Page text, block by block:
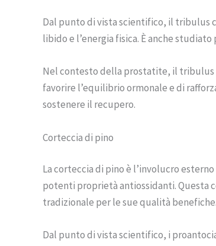
Dal punto di vista scientifico, il tribulus
libido e l’energia fisica. È anche
Nel contesto della prostatite, il tribulus
favorire l’equilibrio ormonale e di
sostenere il recupero.
Corteccia di pino
La corteccia di pino è l’involucro
potenti proprietà antiossidanti. Questa
tradizionale per le sue qualità benefiche.
Dal punto di vista scientifico, i